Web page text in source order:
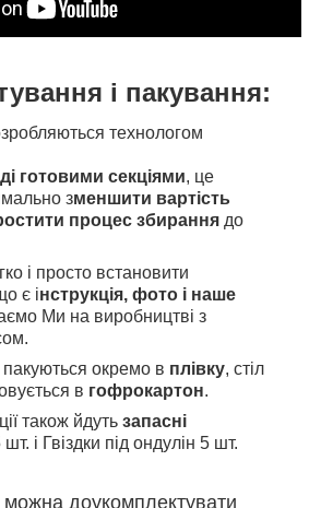
і пакування:
технологом
готовими секціями, це
зменшити вартість
процес збирання до
і просто встановити
є інструкція, фото і наше
Ми на виробництві з
окремо в плівку, стіл
в гофрокартон.
також йдуть запасні
і Гвіздки під ондулін 5 шт.
можна доукомплектувати